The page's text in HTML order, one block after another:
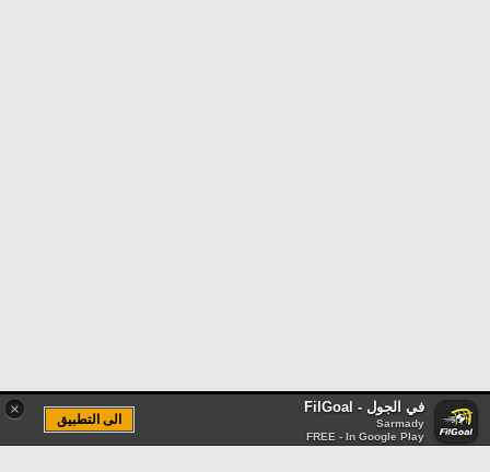
× في الجول - FilGoal
Sarmady
FREE - In Google Play
الى التطبيق